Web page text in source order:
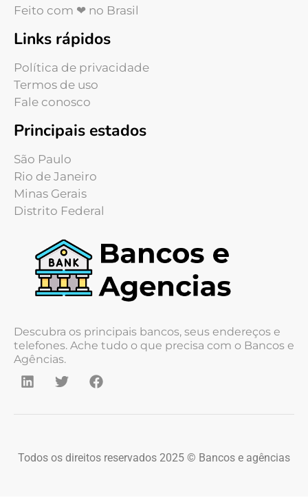
Feito com ❤ no Brasil
Links rápidos
Política de privacidade
Termos de uso
Fale conosco
Principais estados
São Paulo
Rio de Janeiro
Minas Gerais
Distrito Federal
Descubra os principais bancos, seus endereços e
telefones. Ache tudo o que precisa com o Bancos e
Agências.
Todos os direitos reservados 2025 © Bancos e agências